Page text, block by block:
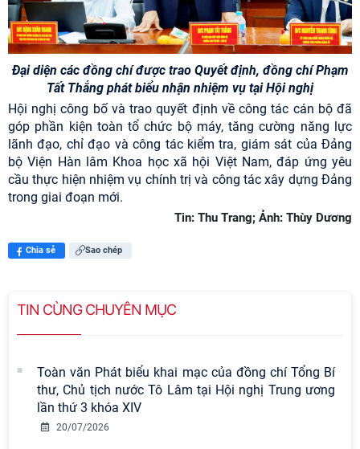
Đại diện các đồng chí được trao Quyết định, đồng chí Phạm
Tất Thắng phát biểu nhận nhiệm vụ tại Hội nghị
Hội nghị công bố và trao quyết định về công tác cán bộ đã
góp phần kiện toàn tổ chức bộ máy, tăng cường năng lực
lãnh đạo, chỉ đạo và công tác kiểm tra, giám sát của Đảng
bộ Viện Hàn lâm Khoa học xã hội Việt Nam, đáp ứng yêu
cầu thực hiện nhiệm vụ chính trị và công tác xây dựng Đảng
trong giai đoạn mới.
Tin: Thu Trang; Ảnh: Thùy Dương
Chia sẻ Sao chép
TIN CÙNG CHUYÊN MỤC
Toàn văn Phát biểu khai mạc của đồng chí Tổng Bí
thư, Chủ tịch nước Tô Lâm tại Hội nghị Trung ương
lần thứ 3 khóa XIV
20/07/2026